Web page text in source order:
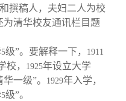
撰稿人，夫妇二人为校
为清华校友通讯栏目题
5级”。要解释一下， 1911
校， 1925年设立大学
一级”。
1929年入学，
5级”。